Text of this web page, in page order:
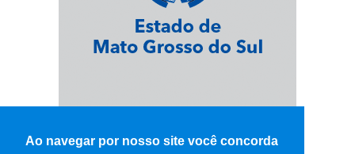
Ao navegar por nosso site você concorda